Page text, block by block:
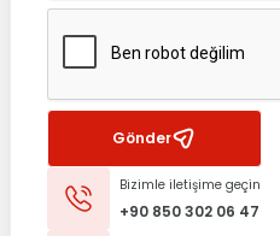
Gönder
Bizimle iletişime geçin
+90 850 302 06 47